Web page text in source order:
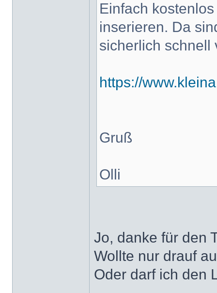
Einfach
inserieren. Da
sicherlich schnell
https://
Gruß
Olli
Jo, danke für den
Wollte nur drauf
Oder darf ich den